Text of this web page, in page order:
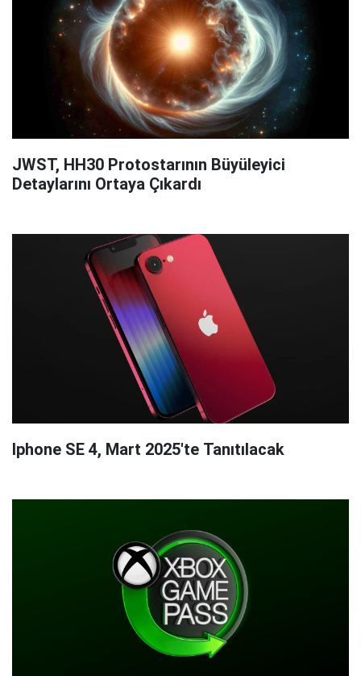
JWST, HH30 Protostarının Büyüleyici
Detaylarını Ortaya Çıkardı
Iphone SE 4, Mart 2025'te Tanıtılacak